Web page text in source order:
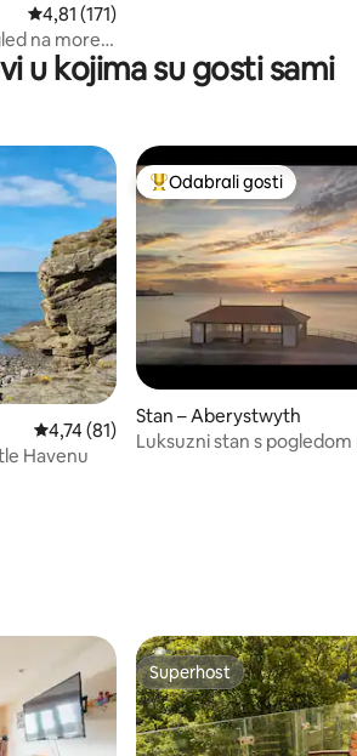
Prosječna ocjena: 4,81/5, recenzija: 171
4,81 (171)
na more.
u kojima su gosti sami
Prosječna ocjena: 4,74/5, recenzija: 81
4,74 (81)
Havenu
Među najviše
Odabrali gosti
Stan – Aberystwyth
Luksuzni stan s pogledom
Superhost
Superhost